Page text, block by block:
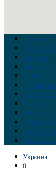
Главная
Война на
Новости
Аналитика
Тайны
Теория
Украина
Новый
Тайны
Обратная
Правила
Украина
0